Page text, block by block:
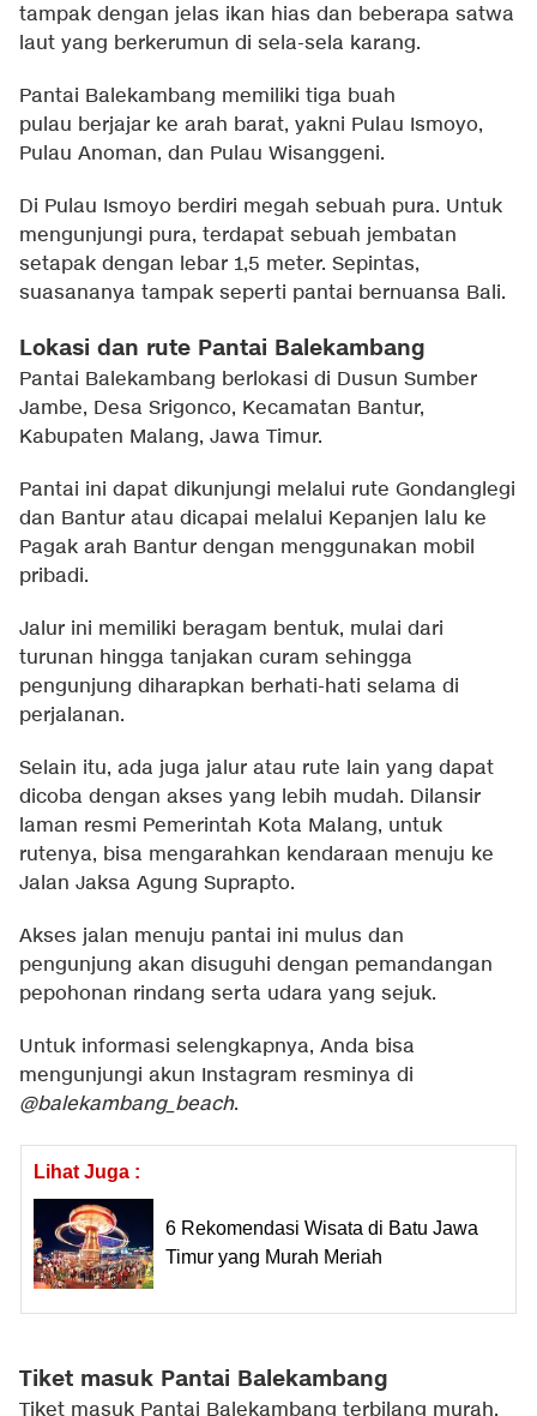
tampak dengan jelas ikan hias dan beberapa satwa
laut yang berkerumun di sela-sela karang.
Pantai Balekambang memiliki tiga buah
pulau berjajar ke arah barat, yakni Pulau Ismoyo,
Pulau Anoman, dan Pulau Wisanggeni.
Di Pulau Ismoyo berdiri megah sebuah pura. Untuk
mengunjungi pura, terdapat sebuah jembatan
setapak dengan lebar 1,5 meter. Sepintas,
suasananya tampak seperti pantai bernuansa Bali.
Lokasi dan rute Pantai Balekambang
Pantai Balekambang berlokasi di Dusun Sumber
Jambe, Desa Srigonco, Kecamatan Bantur,
Kabupaten Malang, Jawa Timur.
Pantai ini dapat dikunjungi melalui rute Gondanglegi
dan Bantur atau dicapai melalui Kepanjen lalu ke
Pagak arah Bantur dengan menggunakan mobil
pribadi.
Jalur ini memiliki beragam bentuk, mulai dari
turunan hingga tanjakan curam sehingga
pengunjung diharapkan berhati-hati selama di
perjalanan.
Selain itu, ada juga jalur atau rute lain yang dapat
dicoba dengan akses yang lebih mudah. Dilansir
laman resmi Pemerintah Kota Malang, untuk
rutenya, bisa mengarahkan kendaraan menuju ke
Jalan Jaksa Agung Suprapto.
Akses jalan menuju pantai ini mulus dan
pengunjung akan disuguhi dengan pemandangan
pepohonan rindang serta udara yang sejuk.
Untuk informasi selengkapnya, Anda bisa
mengunjungi akun Instagram resminya di
@balekambang_beach.
Lihat Juga :
6 Rekomendasi Wisata di Batu Jawa
Timur yang Murah Meriah
Tiket masuk Pantai Balekambang
Tiket masuk Pantai Balekambang terbilang murah,